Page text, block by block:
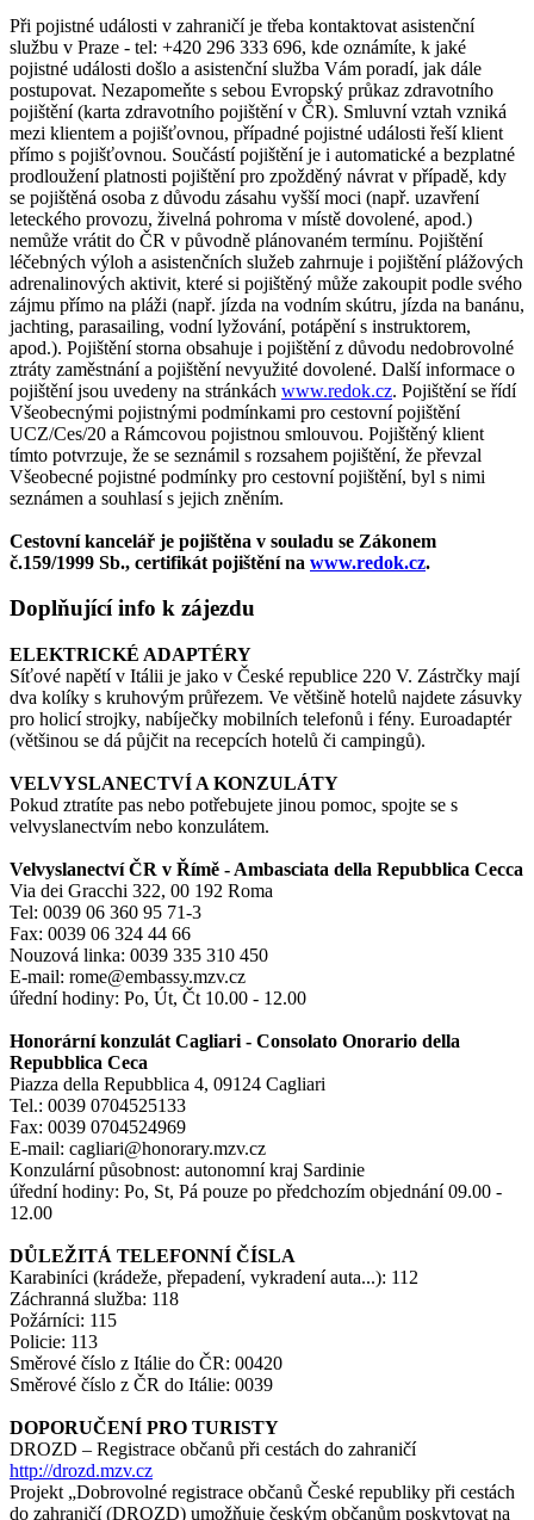
Při pojistné události v zahraničí je třeba kontaktovat asistenční
službu v Praze - tel: +420 296 333 696, kde oznámíte, k jaké
pojistné události došlo a asistenční služba Vám poradí, jak dále
postupovat. Nezapomeňte s sebou Evropský průkaz zdravotního
pojištění (karta zdravotního pojištění v ČR). Smluvní vztah vzniká
mezi klientem a pojišťovnou, případné pojistné události řeší klient
přímo s pojišťovnou. Součástí pojištění je i automatické a bezplatné
prodloužení platnosti pojištění pro zpožděný návrat v případě, kdy
se pojištěná osoba z důvodu zásahu vyšší moci (např. uzavření
leteckého provozu, živelná pohroma v místě dovolené, apod.)
nemůže vrátit do ČR v původně plánovaném termínu. Pojištění
léčebných výloh a asistenčních služeb zahrnuje i pojištění plážových
adrenalinových aktivit, které si pojištěný může zakoupit podle svého
zájmu přímo na pláži (např. jízda na vodním skútru, jízda na banánu,
jachting, parasailing, vodní lyžování, potápění s instruktorem,
apod.). Pojištění storna obsahuje i pojištění z důvodu nedobrovolné
ztráty zaměstnání a pojištění nevyužité dovolené. Další informace o
pojištění jsou uvedeny na stránkách www.redok.cz. Pojištění se řídí
Všeobecnými pojistnými podmínkami pro cestovní pojištění
UCZ/Ces/20 a Rámcovou pojistnou smlouvou. Pojištěný klient
tímto potvrzuje, že se seznámil s rozsahem pojištění, že převzal
Všeobecné pojistné podmínky pro cestovní pojištění, byl s nimi
seznámen a souhlasí s jejich zněním.
Cestovní kancelář je pojištěna v souladu se Zákonem
č.159/1999 Sb., certifikát pojištění na www.redok.cz.
Doplňující info k zájezdu
ELEKTRICKÉ ADAPTÉRY
Síťové napětí v Itálii je jako v České republice 220 V. Zástrčky mají
dva kolíky s kruhovým průřezem. Ve většině hotelů najdete zásuvky
pro holicí strojky, nabíječky mobilních telefonů i fény. Euroadaptér
(většinou se dá půjčit na recepcích hotelů či campingů).
VELVYSLANECTVÍ A KONZULÁTY
Pokud ztratíte pas nebo potřebujete jinou pomoc, spojte se s
velvyslanectvím nebo konzulátem.
Velvyslanectví ČR v Římě - Ambasciata della Repubblica Cecca
Via dei Gracchi 322, 00 192 Roma
Tel: 0039 06 360 95 71-3
Fax: 0039 06 324 44 66
Nouzová linka: 0039 335 310 450
E-mail: rome@embassy.mzv.cz
úřední hodiny: Po, Út, Čt 10.00 - 12.00
Honorární konzulát Cagliari - Consolato Onorario della
Repubblica Ceca
Piazza della Repubblica 4, 09124 Cagliari
Tel.: 0039 0704525133
Fax: 0039 0704524969
E-mail: cagliari@honorary.mzv.cz
Konzulární působnost: autonomní kraj Sardinie
úřední hodiny: Po, St, Pá pouze po předchozím objednání 09.00 -
12.00
DŮLEŽITÁ TELEFONNÍ ČÍSLA
Karabiníci (krádeže, přepadení, vykradení auta...): 112
Záchranná služba: 118
Požárníci: 115
Policie: 113
Směrové číslo z Itálie do ČR: 00420
Směrové číslo z ČR do Itálie: 0039
DOPORUČENÍ PRO TURISTY
DROZD – Registrace občanů při cestách do zahraničí
http://drozd.mzv.cz
Projekt „Dobrovolné registrace občanů České republiky při cestách
do zahraničí (DROZD) umožňuje českým občanům poskytovat na